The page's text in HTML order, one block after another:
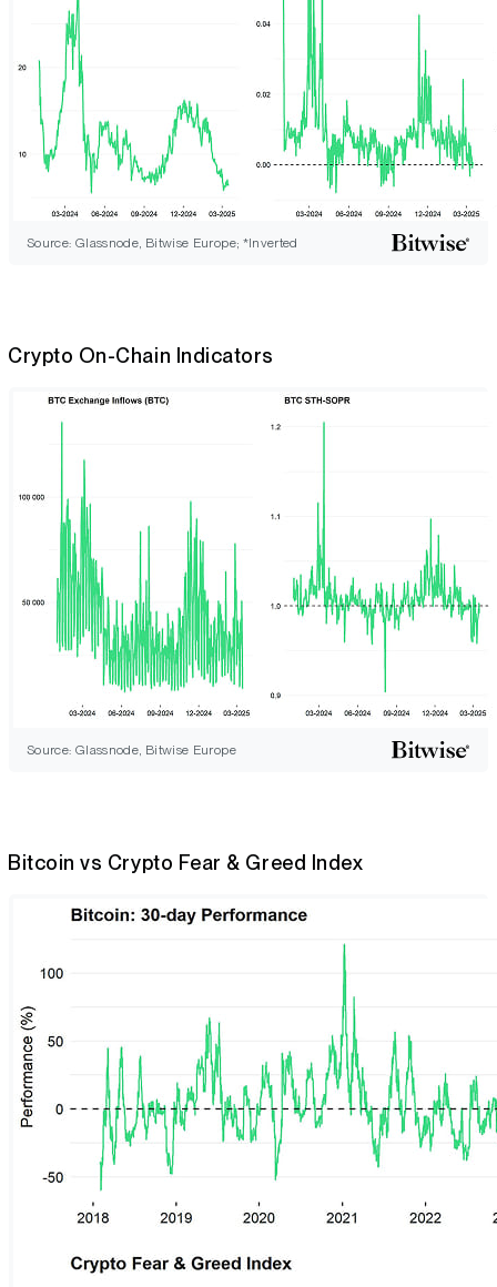
Source: Glassnode, Bitwise Europe; *Inverted
Crypto On-Chain Indicators
Source: Glassnode, Bitwise Europe
Bitcoin vs Crypto Fear & Greed Index